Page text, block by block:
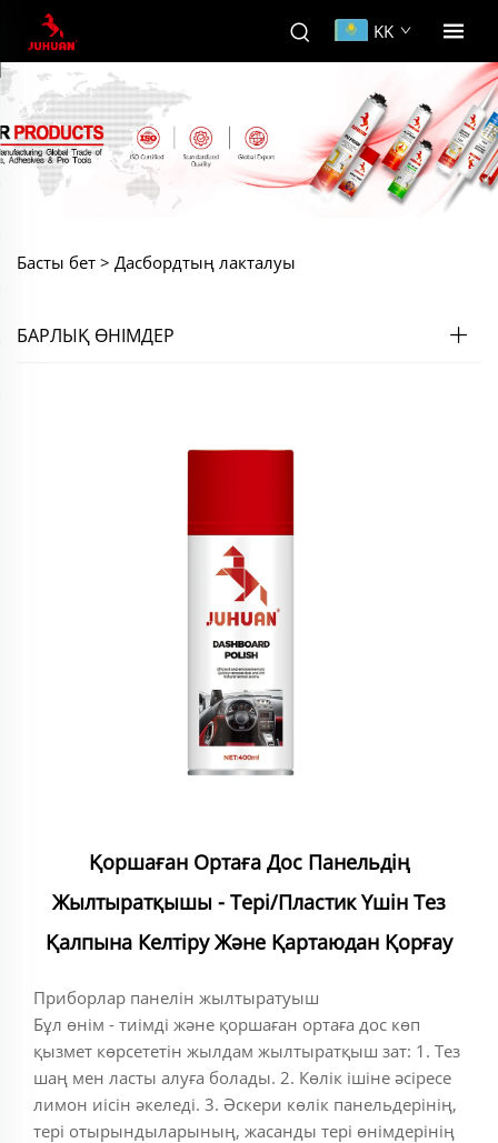
KK
Басты бет > Дасбордтың лакталуы
БАРЛЫҚ ӨНІМДЕР
Қоршаған Ортаға Дос Панельдің
Жылтыратқышы - Тері/пластик Үшін Тез
Қалпына Келтіру Және Қартаюдан Қорғау
‌‌‌‌‌‌‌Приборлар панелін жылтыратуыш
Бұл өнім - тиімді және қоршаған ортаға дос көп
қызмет көрсететін жылдам жылтыратқыш зат: 1. Тез
шаң мен ласты алуға болады. 2. Көлік ішіне әсіресе
лимон иісін әкеледі. 3. Әскери көлік панельдерінің,
тері отырындыларының, жасанды тері өнімдерінің